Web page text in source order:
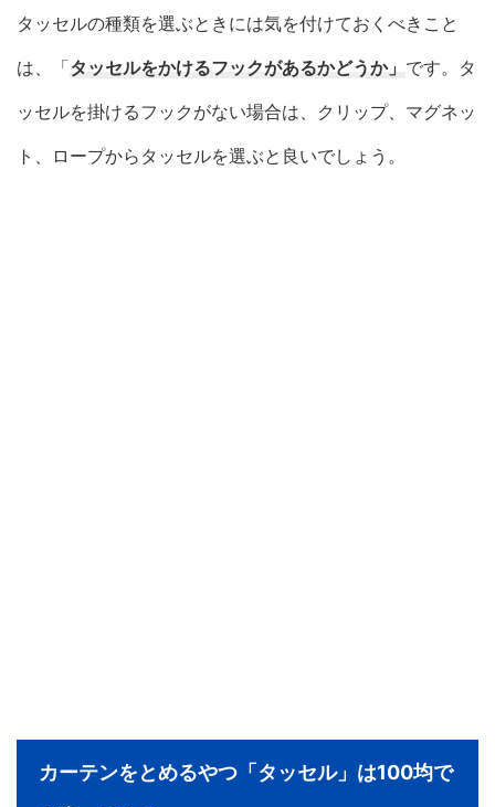
タッセルの種類を選ぶときには気を付けておくべきこと
は、「タッセルをかけるフックがあるかどうか」 です。タ
ッセルを掛けるフックがない場合は、クリップ、マグネッ
ト、ロープからタッセルを選ぶと良いでしょう。
カーテンをとめるやつ「タッセル」は100均で